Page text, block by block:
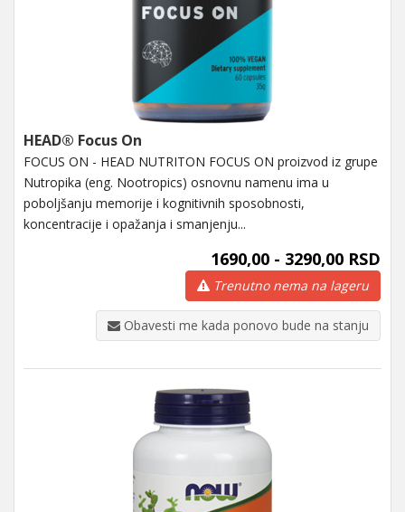
HEAD® Focus On
FOCUS ON - HEAD NUTRITON FOCUS ON proizvod iz grupe
Nutropika (eng. Nootropics) osnovnu namenu ima u
poboljšanju memorije i kognitivnih sposobnosti,
koncentracije i opažanja i smanjenju...
1690,00 - 3290,00 RSD
Trenutno nema na lageru
Obavesti me kada ponovo bude na stanju